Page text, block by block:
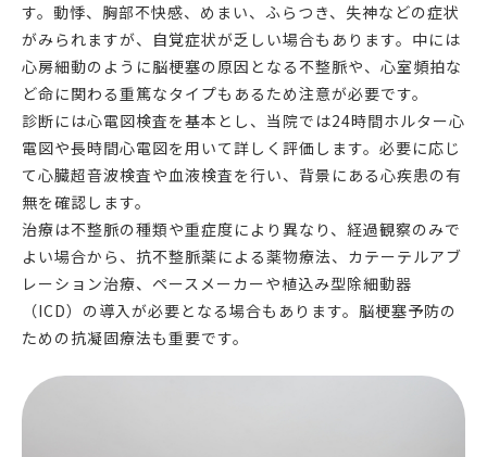
す。動悸、胸部不快感、めまい、ふらつき、失神などの症状
がみられますが、自覚症状が乏しい場合もあります。中には
心房細動のように脳梗塞の原因となる不整脈や、心室頻拍な
ど命に関わる重篤なタイプもあるため注意が必要です。
診断には心電図検査を基本とし、当院では24時間ホルター心
電図や長時間心電図を用いて詳しく評価します。必要に応じ
て心臓超音波検査や血液検査を行い、背景にある心疾患の有
無を確認します。
治療は不整脈の種類や重症度により異なり、経過観察のみで
よい場合から、抗不整脈薬による薬物療法、カテーテルアブ
レーション治療、ペースメーカーや植込み型除細動器
（ICD）の導入が必要となる場合もあります。脳梗塞予防の
ための抗凝固療法も重要です。